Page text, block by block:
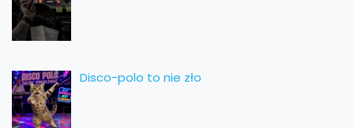
Disco-polo to nie zło